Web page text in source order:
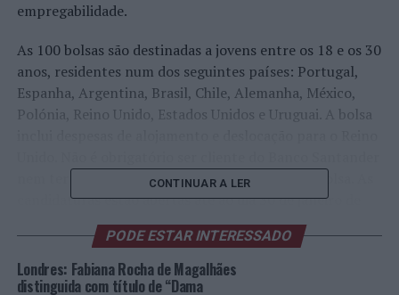
empregabilidade.
As 100 bolsas são destinadas a jovens entre os 18 e os 30
anos, residentes num dos seguintes países: Portugal,
Espanha, Argentina, Brasil, Chile, Alemanha, México,
Polónia, Reino Unido, Estados Unidos e Uruguai. A bolsa
nem ter um curso universitário para receber a bolsa. As
candidaturas estão abertas até ao dia 30 de janeiro de
2023 na página Bolsas Santander.
O programa foi concebido peloBritish Council
consiste em aulas diárias adaptadas ao nível de cada
CONTINUAR A LER
PODE ESTAR INTERESSADO
Londres: Fabiana Rocha de Magalhães
distinguida com título de “Dama